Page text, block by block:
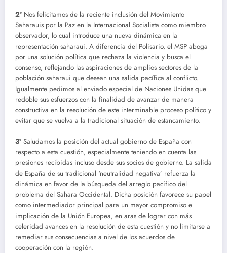
2º Nos felicitamos de la reciente inclusión del Movimiento
Saharauis por la Paz en la Internacional Socialista como miembro
observador, lo cual introduce una nueva dinámica en la
representación saharaui. A diferencia del Polisario, el MSP aboga
por una solución política que rechaza la violencia y busca el
consenso, reflejando las aspiraciones de amplios sectores de la
población saharaui que desean una salida pacífica al conflicto.
Igualmente pedimos al enviado especial de Naciones Unidas que
redoble sus esfuerzos con la finalidad de avanzar de manera
constructiva en la resolución de este interminable proceso político y
evitar que se vuelva a la tradicional situación de estancamiento.
3º Saludamos la posición del actual gobierno de España con
respecto a esta cuestión, especialmente teniendo en cuenta las
presiones recibidas incluso desde sus socios de gobierno. La salida
de España de su tradicional ‘neutralidad negativa’ refuerza la
dinámica en favor de la búsqueda del arreglo pacífico del
problema del Sahara Occidental. Dicha posición favorece su papel
como intermediador principal para un mayor compromiso e
implicación de la Unión Europea, en aras de lograr con más
celeridad avances en la resolución de esta cuestión y no limitarse a
remediar sus consecuencias a nivel de los acuerdos de
cooperación con la región.